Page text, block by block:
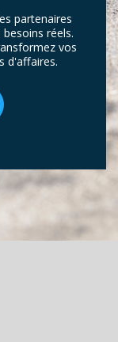
partenaires
réels.
vos
d'affaires.